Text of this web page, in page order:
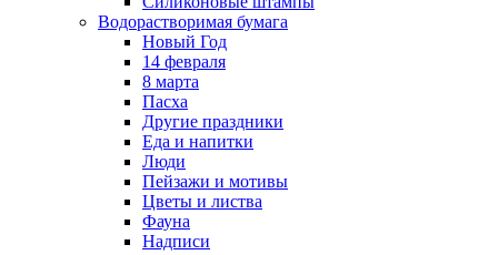
Водорастворимая бумага
Новый Год
14 февраля
8 марта
Пасха
Другие праздники
Еда и напитки
Люди
Пейзажи и мотивы
Цветы и листва
Фауна
Надписи